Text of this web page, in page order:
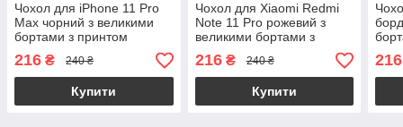
Чохол для iPhone 11 Pro
Max чорний з великими
бортами з принтом
чорний леопард на айфон
11 про макс w01l
216 ₴ 240 ₴
Купити
Чохол для Xiaomi Redmi
Note 11 Pro рожевий з
великими бортами з
принтом чорний леопард
на сяомі редмі нот 11 про
w01l
216₴ 240 ₴
Купити
11
216